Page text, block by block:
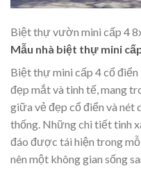
Biệt thự vườn mini cấp 4
Mẫu nhà biệt thự mini
Biệt thự mini cấp 4 cổ
đẹp mắt và tinh tế, mang
giữa vẻ đẹp cổ điển và nét
thống. Những chi tiết tinh
đáo được tái hiện trong
nên một không gian sống